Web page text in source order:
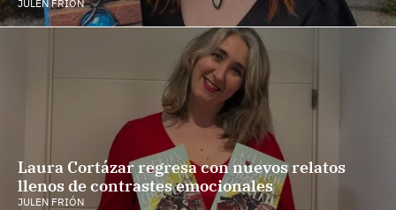
JULEN FRIÓN
Laura Cortázar regresa con nuevos relatos
llenos de contrastes emocionales
JULEN FRIÓN